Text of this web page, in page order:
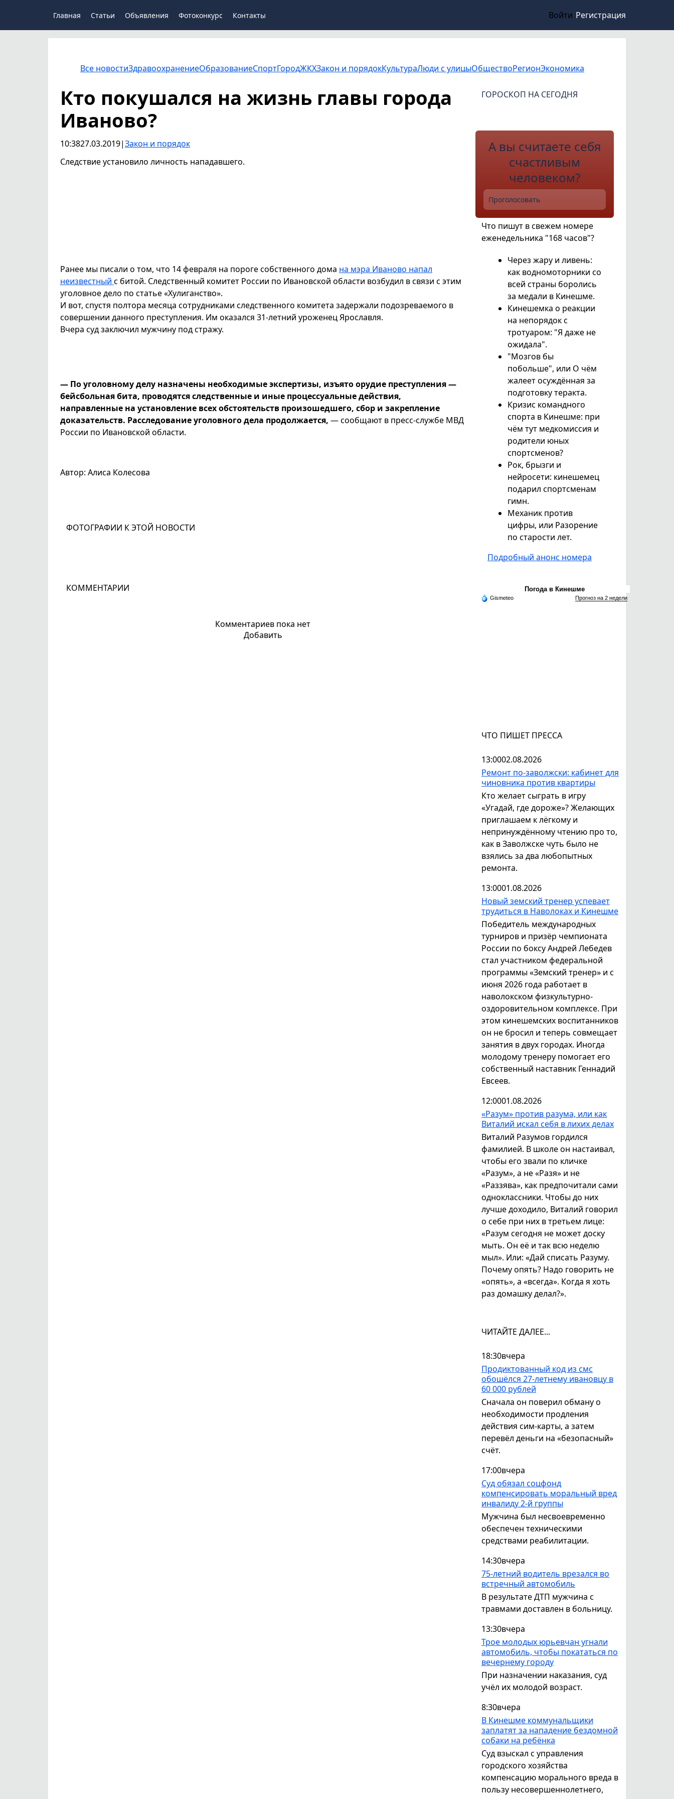
Главная Статьи Объявления Фотоконкурс Контакты Войти Регистрация
Все новостиЗдравоохранениеОбразованиеСпортГородЖКХЗакон и порядокКультураЛюди с улицыОбществоРегионЭкономика
ЧТО ПИШЕТ ПРЕССА
13:0002.08.2026
Ремонт по-заволжски: кабинет для
чиновника против квартиры
Кто желает сыграть в игру
«Угадай, где дороже»? Желающих
приглашаем к лёгкому и
непринуждённому чтению про то,
как в Заволжске чуть было не
взялись за два любопытных
ремонта.
13:0001.08.2026
Новый земский тренер успевает
трудиться в Наволоках и Кинешме
Победитель международных
турниров и призёр чемпионата
России по боксу Андрей Лебедев
стал участником федеральной
программы «Земский тренер» и с
июня 2026 года работает в
наволокском физкультурно-
оздоровительном комплексе. При
этом кинешемских воспитанников
он не бросил и теперь совмещает
занятия в двух городах. Иногда
молодому тренеру помогает его
собственный наставник Геннадий
Евсеев.
12:0001.08.2026
«Разум» против разума, или как
Виталий искал себя в лихих делах
Виталий Разумов гордился
фамилией. В школе он настаивал,
чтобы его звали по кличке
«Разум», а не «Разя» и не
«Раззява», как предпочитали сами
одноклассники. Чтобы до них
лучше доходило, Виталий говорил
о себе при них в третьем лице:
«Разум сегодня не может доску
мыть. Он её и так всю неделю
мыл». Или: «Дай списать Разуму.
Почему опять? Надо говорить не
«опять», а «всегда». Когда я хоть
раз домашку делал?».
ЧИТАЙТЕ ДАЛЕЕ...
18:30вчера
Продиктованный код из смс
обошёлся 27-летнему ивановцу в
60 000 рублей
Сначала он поверил обману о
необходимости продления
действия сим-карты, а затем
перевёл деньги на «безопасный»
счёт.
17:00вчера
Суд обязал соцфонд
компенсировать моральный вред
инвалиду 2-й группы
Мужчина был несвоевременно
обеспечен техническими
средствами реабилитации.
14:30вчера
75-летний водитель врезался во
встречный автомобиль
В результате ДТП мужчина с
травмами доставлен в больницу.
13:30вчера
Трое молодых юрьевчан угнали
автомобиль, чтобы покататься по
вечернему городу
При назначении наказания, суд
учёл их молодой возраст.
8:30вчера
В Кинешме коммунальщики
заплатят за нападение бездомной
собаки на ребёнка
Суд взыскал с управления
городского хозяйства
компенсацию морального вреда в
пользу несовершеннолетнего,
Кто покушался на жизнь главы города
Иваново?
10:3827.03.2019|Закон и порядок
Следствие установило личность нападавшего.
Ранее мы писали о том, что 14 февраля на пороге собственного дома на мэра Иваново напал
неизвестный с битой. Следственный комитет России по Ивановской области возбудил в связи с этим
уголовное дело по статье «Хулиганство».
И вот, спустя полтора месяца сотрудниками следственного комитета задержали подозреваемого в
совершении данного преступления. Им оказался 31-летний уроженец Ярославля.
Вчера суд заключил мужчину под стражу.
— По уголовному делу назначены необходимые экспертизы, изъято орудие преступления —
бейсбольная бита, проводятся следственные и иные процессуальные действия,
направленные на установление всех обстоятельств произошедшего, сбор и закрепление
доказательств. Расследование уголовного дела продолжается, — сообщают в пресс-службе МВД
России по Ивановской области.
Автор: Алиса Колесова
ФОТОГРАФИИ К ЭТОЙ НОВОСТИ
КОММЕНТАРИИ
Комментариев пока нет
Добавить
ГОРОСКОП НА СЕГОДНЯ
А вы считаете себя
счастливым
человеком?
Проголосовать
Что пишут в свежем номере
еженедельника "168 часов"?
Через жару и ливень:
как водномоторники со
всей страны боролись
за медали в Кинешме.
Кинешемка о реакции
на непорядок с
тротуаром: "Я даже не
ожидала".
"Мозгов бы
побольше", или О чём
жалеет осуждённая за
подготовку теракта.
Кризис командного
спорта в Кинешме: при
чём тут медкомиссия и
родители юных
спортсменов?
Рок, брызги и
нейросети: кинешемец
подарил спортсменам
гимн.
Механик против
цифры, или Разорение
по старости лет.
Подробный анонс номера
Погода в Кинешме
Gismeteo Прогноз на 2 недели